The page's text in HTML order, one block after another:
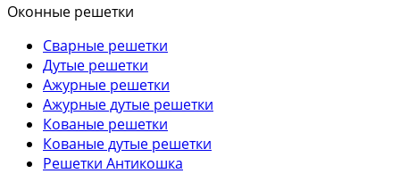
Оконные решетки
Сварные решетки
Дутые решетки
Ажурные решетки
Ажурные дутые решетки
Кованые решетки
Кованые дутые решетки
Решетки Антикошка